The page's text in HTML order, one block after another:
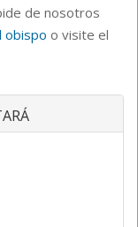
de nosotros
obispo o visite el